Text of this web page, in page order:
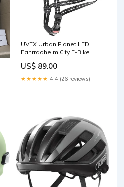
UVEX Urban Planet LED
Fahrradhelm City E-Bike
61 cm Hobby und Freizeit
US$ 89.00
★★★★★ 4.4 (26 reviews)